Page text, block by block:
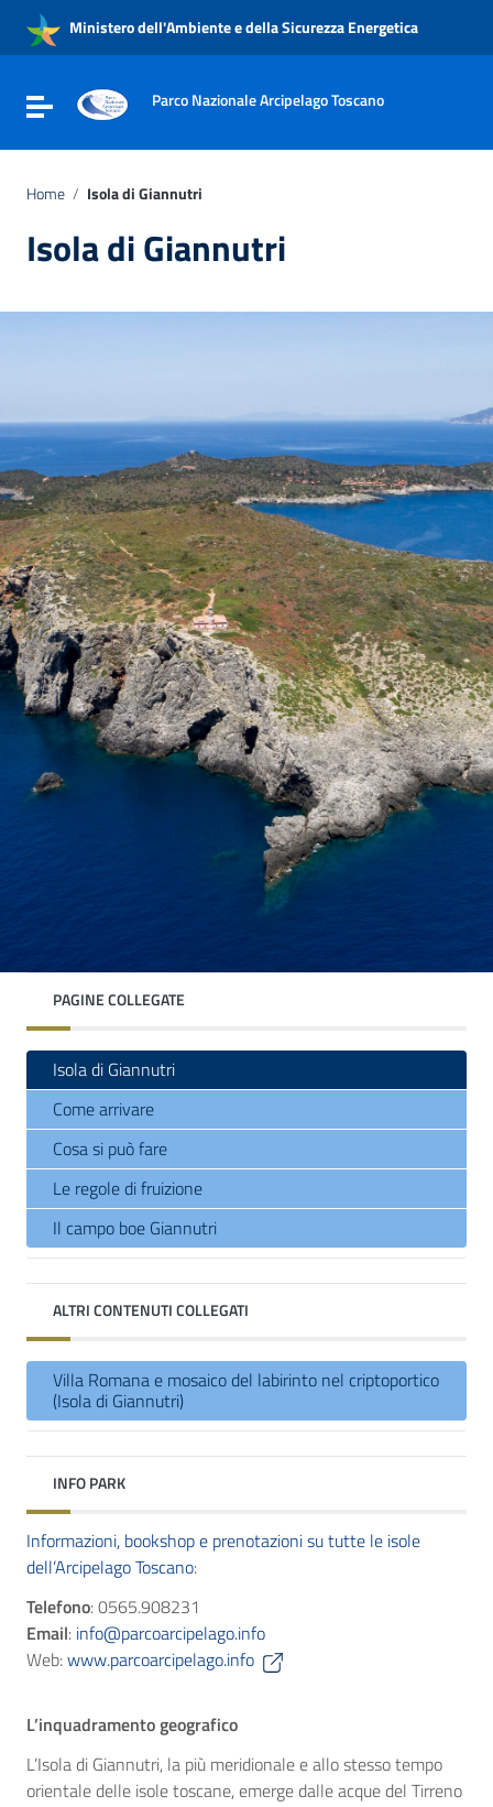
Vai al menu di navigazione
Vai al footer
Ministero dell'Ambiente e della Sicurezza Energetica
Attiva / disattiva la navigazione
Parco Nazionale Arcipelago Toscano
Home / Isola di Giannutri
Isola di Giannutri
PAGINE COLLEGATE
Isola di Giannutri
Come arrivare
Cosa si può fare
Le regole di fruizione
Il campo boe Giannutri
ALTRI CONTENUTI COLLEGATI
Villa Romana e mosaico del labirinto nel criptoportico
(Isola di Giannutri)
INFO PARK
Informazioni, bookshop e prenotazioni su tutte le isole
dell’Arcipelago Toscano:
Telefono: 0565.908231
Email: info@parcoarcipelago.info
Web:www.parcoarcipelago.info
L’inquadramento geografico
L’Isola di Giannutri, la più meridionale e allo stesso tempo
orientale delle isole toscane, emerge dalle acque del Tirreno